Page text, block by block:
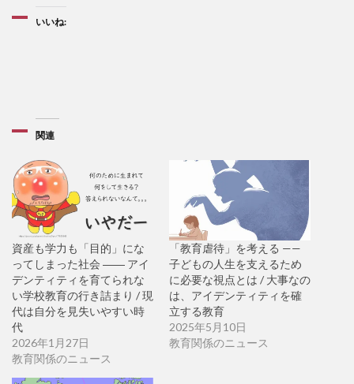
いいね:
関連
資産も学力も「目的」にな
ってしまった社会 ―― アイ
デンティティを育てられな
い学校教育の行き詰まり / 現
代は自分を見失いやすい時
代
2026年1月27日
教育関係のニュース
「教育虐待」を考える ——
子どもの人生を支えるため
に必要な視点とは / 大事なの
は、アイデンティティを確
立する教育
2025年5月10日
教育関係のニュース